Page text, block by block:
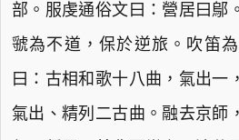
部。服虔通俗文曰：營居曰鄔
虢為不道，保於逆旅。吹笛
曰：古相和歌十八曲，氣出一
氣出、精列二古曲。融去京師